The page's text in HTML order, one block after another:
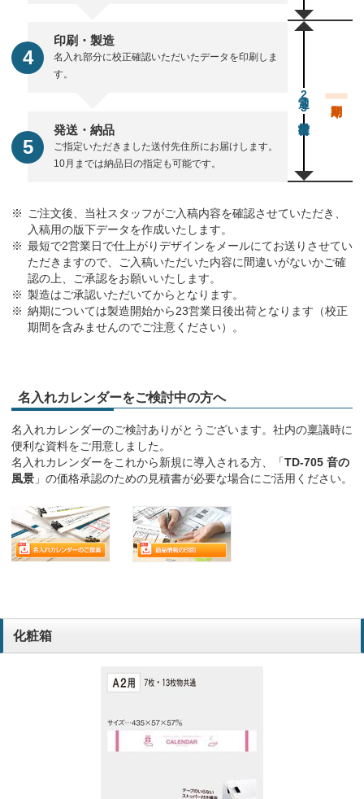
印刷・製造
名入れ部分に校正確認いただいたデータを印刷しま
す。
発送・納品
ご指定いただきました送付先住所にお届けします。
10月までは納品日の指定も可能です。
通常23営業日後出荷
ご注文後、当社スタッフがご入稿内容を確認させていただき、
入稿用の版下データを作成いたします。
最短で2営業日で仕上がりデザインをメールにてお送りさせてい
ただきますので、ご入稿いただいた内容に間違いがないかご確
認の上、ご承認をお願いいたします。
製造はご承認いただいてからとなります。
納期については製造開始から23営業日後出荷となります（校正
期間を含みませんのでご注意ください）。
名入れカレンダーをご検討中の方へ
名入れカレンダーのご検討ありがとうございます。社内の稟議時に
便利な資料をご用意しました。
名入れカレンダーをこれから新規に導入される方、「TD-705 音の
風景 」の価格承認のための見積書が必要な場合にご活用ください。
化粧箱